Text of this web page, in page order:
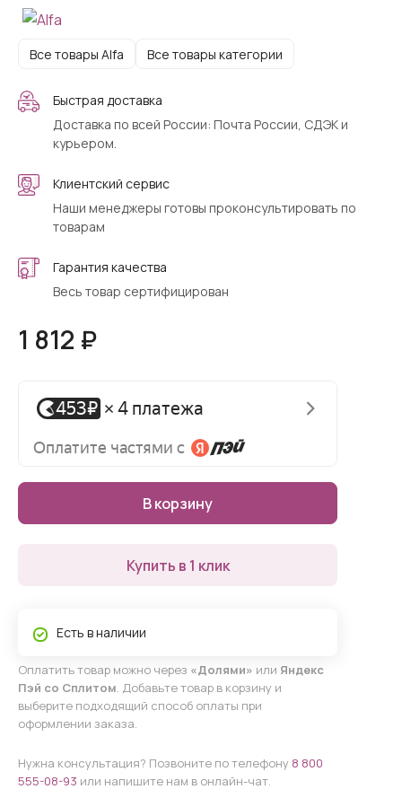
Все товары Alfa Все товары категории
Быстрая доставка
Доставка по всей России: Почта России, СДЭК и
курьером.
Клиентский сервис
Наши менеджеры готовы проконсультировать по
товарам
Гарантия качества
Весь товар сертифицирован
1 812 ₽
В корзину
Купить в 1 клик
Есть в наличии
Оплатить товар можно через «Долями» или Яндекс
Пэй со Сплитом. Добавьте товар в корзину и
выберите подходящий способ оплаты при
оформлении заказа.
Нужна консультация? Позвоните по телефону 8 800
555-08-93 или напишите нам в онлайн-чат.